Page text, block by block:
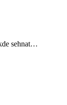
sehnat…